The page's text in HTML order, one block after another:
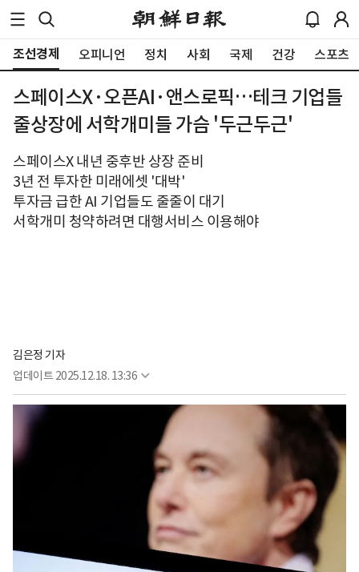
조선경제 오피니언 정치 사회 국제 건강 스포츠
스페이스X·오픈AI·앤스로픽…테크 기업들
줄상장에 서학개미들 가슴 '두근두근'
스페이스X 내년 중후반 상장 준비
3년 전 투자한 미래에셋 '대박'
투자금 급한 AI 기업들도 줄줄이 대기
서학개미 청약하려면 대행서비스 이용해야
김은정 기자
업데이트 2025.12.18. 13:36